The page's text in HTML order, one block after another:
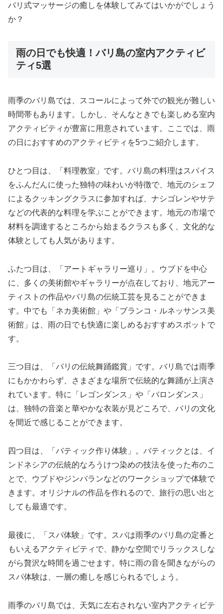
バリ式マッサージの癒しを体験してみてはいかがでしょう
か？
雨の日でも快適！バリ島の室内アクティビ
ティ5選
雨季のバリ島では、スコールによって外での観光が難しい
時間帯もあります。しかし、そんなときでも楽しめる室内
アクティビティが豊富に用意されています。ここでは、雨
の日におすすめのアクティビティを5つご紹介します。
ひとつ目は、「料理教室」です。バリ島の料理はスパイス
をふんだんに使った独特の味わいが特徴で、地元のシェフ
によるクッキングクラスに参加すれば、ナシゴレンやサテ
などの代表的な料理を学ぶことができます。地元の市場で
材料を調達するところから始まるクラスも多く、文化的な
体験としても人気があります。
ふたつ目は、「アートギャラリー巡り」。ウブドを中心
に、多くの美術館やギャラリーが点在しており、地元アー
ティストの作品やバリ島の伝統工芸を見ることができま
す。中でも「ネカ美術館」や「ブランコ・ルネッサンス美
術館」は、雨の日でも快適に楽しめるおすすめスポットで
す。
三つ目は、「バリの伝統舞踊鑑賞」です。バリ島では雨季
にもかかわらず、さまざまな場所で伝統的な舞踊が上演さ
れています。特に「レゴンダンス」や「バロンダンス」
は、独特の音楽と華やかな衣装が見どころで、バリの文化
を間近で感じることができます。
四つ目は、「バティック作り体験」。バティックとは、イ
ンドネシアの伝統的なろうけつ染めの技法を使った布のこ
とで、ウブドやジンバランなどのワークショップで体験で
きます。オリジナルの作品を作れるので、旅行の思い出と
しても最適です。
最後に、「スパ体験」です。スパは雨季のバリ島の定番と
もいえるアクティビティで、静かな空間でリラックスしな
がら贅沢な時間を過ごせます。特に雨の音を聞きながらの
スパ体験は、一層の癒しを感じられるでしょう。
雨季のバリ島では、天気に左右されない室内アクティビテ